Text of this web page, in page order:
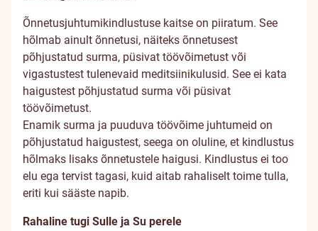
Õnnetusjuhtumikindlustuse kaitse on piiratum. See
hõlmab ainult õnnetusi, näiteks õnnetusest
põhjustatud surma, püsivat töövõimetust või
vigastustest tulenevaid meditsiinikulusid. See ei kata
haigustest põhjustatud surma või püsivat
töövõimetust.
Enamik surma ja puuduva töövõime juhtumeid on
põhjustatud haigustest, seega on oluline, et kindlustus
hõlmaks lisaks õnnetustele haigusi. Kindlustus ei too
elu ega tervist tagasi, kuid aitab rahaliselt toime tulla,
eriti kui sääste napib.
Rahaline tugi Sulle ja Su perele